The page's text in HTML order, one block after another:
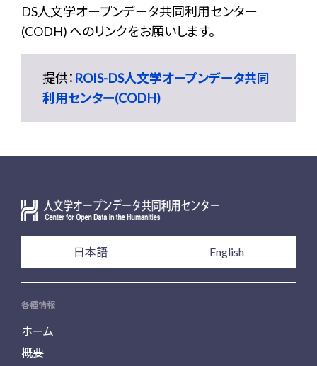
DS人文学オープンデータ共同利用センター
(CODH) へのリンクをお願いします。
提供： ROIS-DS人文学オープンデータ共同
利用センター(CODH)
日本語 English
各種情報
ホーム
概要